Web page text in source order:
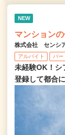
NEW
マンション
株式会社 センシ
アルバイト パー
未経験OK！シ
登録して都合